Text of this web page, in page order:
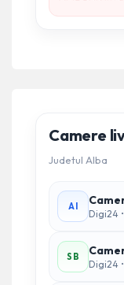
Camere
Judetul Alba
AI
Digi24
SB
Digi24